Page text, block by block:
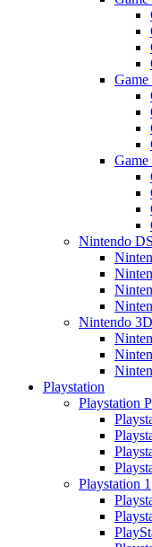
Nintendo DS
Nintendo
Playstation
Playstation
Playstation 1